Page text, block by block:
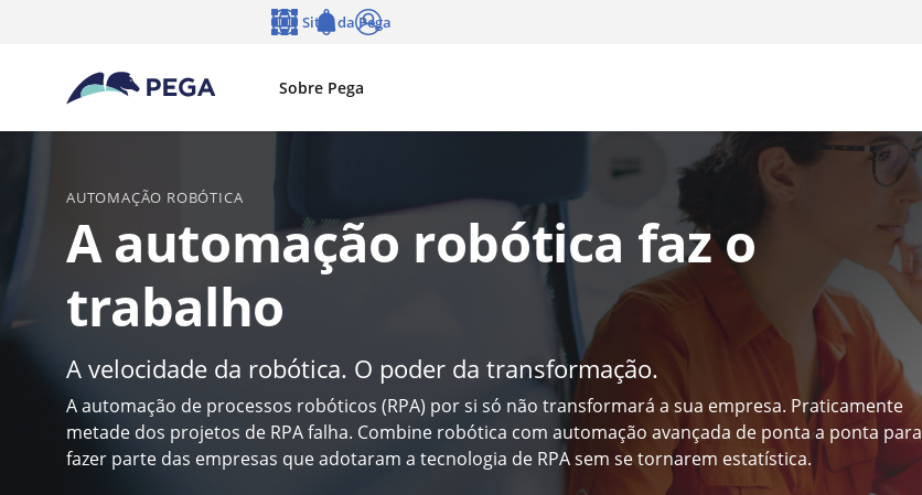
Pular para o conteúdo principal
Sobre Pega
Sites da Pega
AUTOMAÇÃO ROBÓTICA
A automação robótica faz o
trabalho
A velocidade da robótica. O poder da transformação.
A automação de processos robóticos (RPA) por si só não transformará a sua empresa. Praticamente
metade dos projetos de RPA falha. Combine robótica com automação avançada de ponta a ponta para
fazer parte das empresas que adotaram a tecnologia de RPA sem se tornarem estatística.